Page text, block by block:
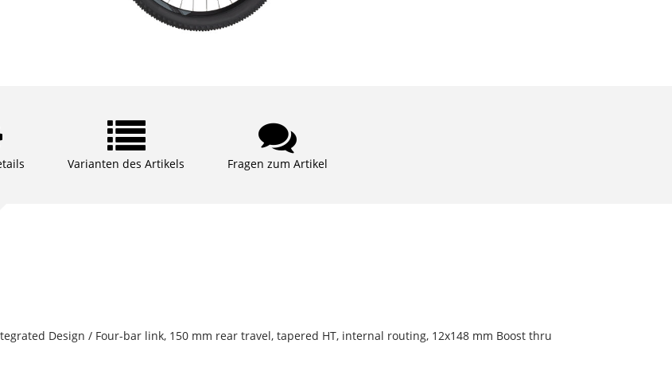
Varianten des Artikels Fragen zum Artikel
Design / Four-bar link, 150 mm rear travel, tapered HT, internal routing, 12x148 mm Boost thru